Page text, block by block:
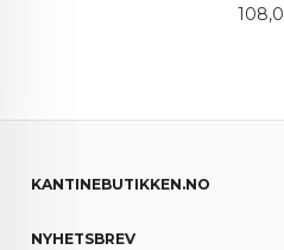
Pris
KANTINEBUTIKKEN.NO
NYHETSBREV